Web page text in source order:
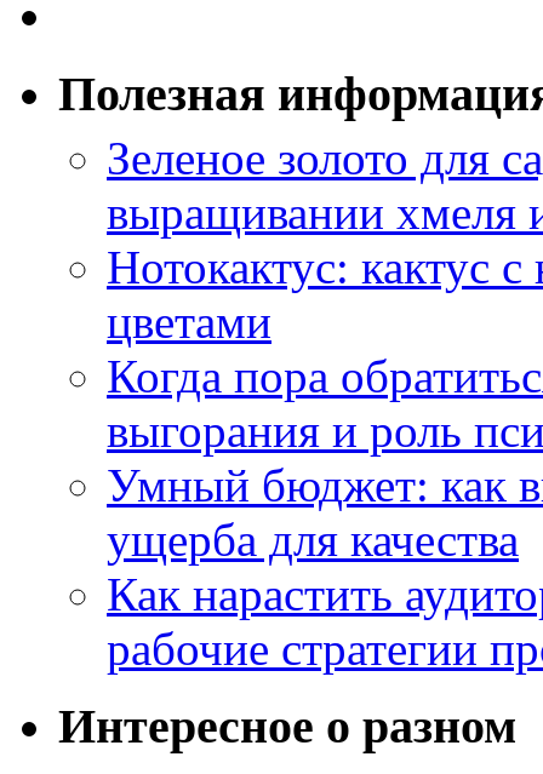
Полезная
Зеленое золото для
выращивании хмеля
Нотокактус: кактус
цветами
Когда пора
выгорания и роль
Умный бюджет: как
ущерба для качества
Как нарастить
рабочие стратегии
Интересное о разном